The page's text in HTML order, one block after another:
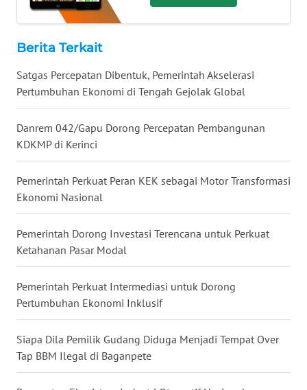
Berita Terkait
Satgas Percepatan Dibentuk, Pemerintah Akselerasi
Pertumbuhan Ekonomi di Tengah Gejolak Global
Danrem 042/Gapu Dorong Percepatan Pembangunan
KDKMP di Kerinci
Pemerintah Perkuat Peran KEK sebagai Motor Transformasi
Ekonomi Nasional
Pemerintah Dorong Investasi Terencana untuk Perkuat
Ketahanan Pasar Modal
Pemerintah Perkuat Intermediasi untuk Dorong
Pertumbuhan Ekonomi Inklusif
Siapa Dila Pemilik Gudang Diduga Menjadi Tempat Over
Tap BBM Ilegal di Baganpete
WN
KALTARA
KALSEL
WN
KALTIM
WN
SULSEL
WN
WN